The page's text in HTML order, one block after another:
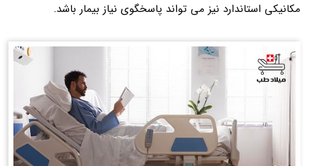
مکانیکی استاندارد نیز می تواند پاسخگوی نیاز بیمار باشد.